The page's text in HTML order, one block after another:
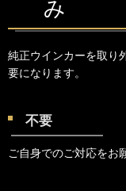
み
純正ウインカーを取り
要になります。
不要
ご自身でのご対応をお